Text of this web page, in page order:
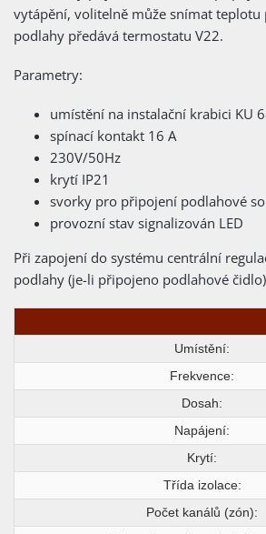
vytápění, volitelně může snímat
podlahy předává termostatu V22.
Parametry:
umístění na instalační krabici KU
spínací kontakt 16 A
230V/50Hz
krytí IP21
svorky pro připojení podlahové
provozní stav signalizován LED
Při zapojení do systému centrální
podlahy (je-li připojeno podlahové
Umístění:
Frekvence:
Dosah:
Napájení:
Krytí:
Třída izolace:
Počet kanálů (zón):